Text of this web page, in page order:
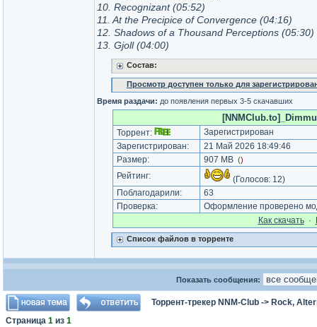
10. Recognizant (05:52)
11. At the Precipice of Convergence (04:16)
12. Shadows of a Thousand Perceptions (05:30)
13. Gjoll (04:00)
Состав:
Просмотр доступен только для
Время раздачи: до появления первых 3-5 скачавших
Торрент:
Зарегистрирован
Зарегистрирован:
21 Май 2026 18:49:46
Размер:
907 MB ()
Рейтинг: (Голосов: 12)
Поблагодарили:
63
Проверка:
Оформление проверено
Как cкачать·
Список файлов в торренте
Показать сообщения:
Торрент-трекер NNM-Club -> Rock,
Страница 1 из 1